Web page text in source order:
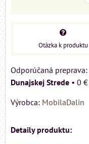
Otázka k produktu
Dunajskej Strede • 0 €
Výrobca: MobilaDalin
Detaily produktu: